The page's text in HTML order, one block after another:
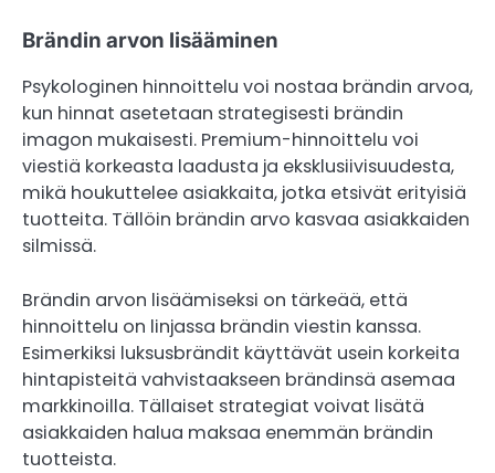
Brändin arvon lisääminen
Psykologinen hinnoittelu voi nostaa brändin arvoa,
kun hinnat asetetaan strategisesti brändin
imagon mukaisesti. Premium-hinnoittelu voi
viestiä korkeasta laadusta ja eksklusiivisuudesta,
mikä houkuttelee asiakkaita, jotka etsivät erityisiä
tuotteita. Tällöin brändin arvo kasvaa asiakkaiden
silmissä.
Brändin arvon lisäämiseksi on tärkeää, että
hinnoittelu on linjassa brändin viestin kanssa.
Esimerkiksi luksusbrändit käyttävät usein korkeita
hintapisteitä vahvistaakseen brändinsä asemaa
markkinoilla. Tällaiset strategiat voivat lisätä
asiakkaiden halua maksaa enemmän brändin
tuotteista.